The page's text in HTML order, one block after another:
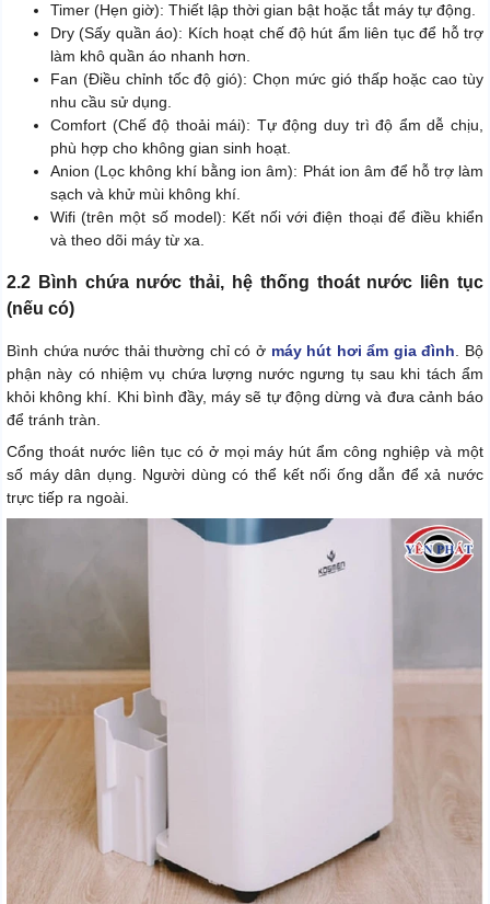
Timer (Hẹn giờ): Thiết lập thời gian bật hoặc tắt máy tự động.
Dry (Sấy quần áo): Kích hoạt chế độ hút ẩm liên tục để hỗ trợ
làm khô quần áo nhanh hơn.
Fan (Điều chỉnh tốc độ gió): Chọn mức gió thấp hoặc cao tùy
nhu cầu sử dụng.
Comfort (Chế độ thoải mái): Tự động duy trì độ ẩm dễ chịu,
phù hợp cho không gian sinh hoạt.
Anion (Lọc không khí bằng ion âm): Phát ion âm để hỗ trợ làm
sạch và khử mùi không khí.
Wifi (trên một số model): Kết nối với điện thoại để điều khiển
và theo dõi máy từ xa.
2.2 Bình chứa nước thải, hệ thống thoát nước liên tục
(nếu có)
Bình chứa nước thải thường chỉ có ở máy hút hơi ẩm gia đình . Bộ
phận này có nhiệm vụ chứa lượng nước ngưng tụ sau khi tách ẩm
khỏi không khí. Khi bình đầy, máy sẽ tự động dừng và đưa cảnh báo
để tránh tràn.
Cổng thoát nước liên tục có ở mọi máy hút ẩm công nghiệp và một
số máy dân dụng. Người dùng có thể kết nối ống dẫn để xả nước
trực tiếp ra ngoài.